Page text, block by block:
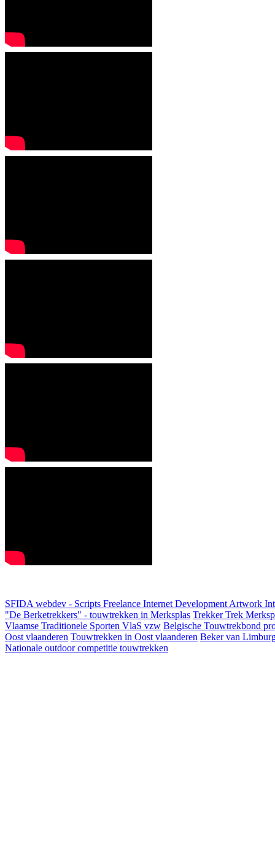
SFIDA webdev - Scripts Freelance Internet Development Artwork
"De Berketrekkers" - touwtrekken in Merksplas Trekker Trek
Vlaamse Traditionele Sporten VlaS vzw Belgische Touwtrekbond
Oost vlaanderen Touwtrekken in Oost vlaanderen Beker van
Nationale outdoor competitie touwtrekken